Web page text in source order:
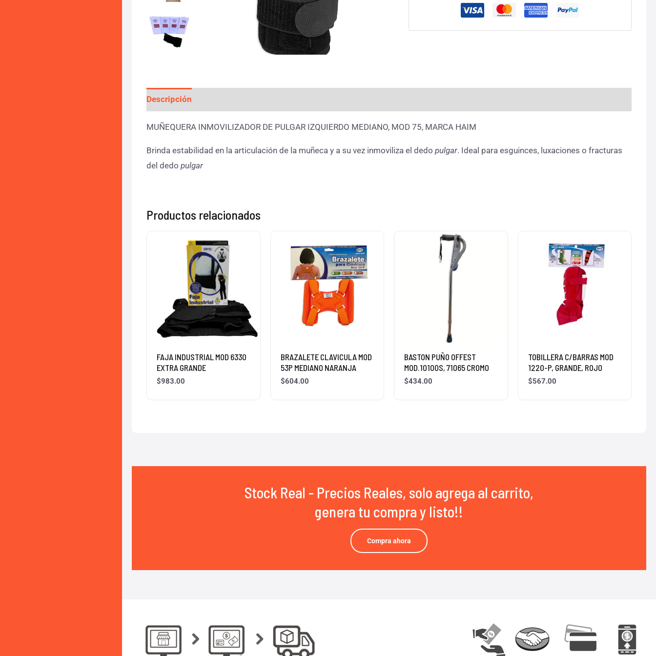
Descripción
MUÑEQUERA INMOVILIZADOR DE PULGAR IZQUIERDO MEDIANO, MOD 75, MARCA HAIM
Brinda estabilidad en la articulación de la muñeca y a su vez inmoviliza el dedo pulgar. Ideal para esguinces, luxaciones o fracturas
del dedo pulgar
Productos relacionados
FAJA INDUSTRIAL MOD 6330
EXTRA GRANDE
$983.00
BRAZALETE CLAVICULA MOD
53P MEDIANO NARANJA
$604.00
BASTON PUÑO OFFEST
MOD.10100S, 71065 CROMO
$434.00
TOBILLERA C/BARRAS MOD
1220-P, GRANDE, ROJO
$567.00
Stock Real - Precios Reales, solo agrega al carrito,
genera tu compra y listo!!
Compra ahora